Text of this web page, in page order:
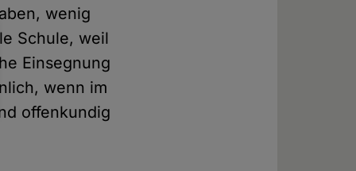
wenig
Schule, weil
Einsegnung
wenn im
offenkundig